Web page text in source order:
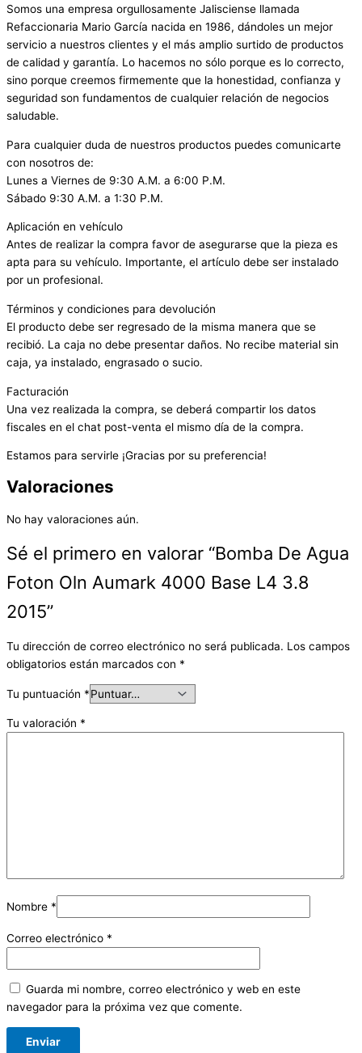
Somos una empresa orgullosamente Jalisciense llamada
Refaccionaria Mario García nacida en 1986, dándoles un mejor
servicio a nuestros clientes y el más amplio surtido de productos
de calidad y garantía. Lo hacemos no sólo porque es lo correcto,
sino porque creemos firmemente que la honestidad, confianza y
seguridad son fundamentos de cualquier relación de negocios
saludable.
Para cualquier duda de nuestros productos puedes comunicarte
con nosotros de:
Lunes a Viernes de 9:30 A.M. a 6:00 P.M.
Sábado 9:30 A.M. a 1:30 P.M.
Aplicación en vehículo
Antes de realizar la compra favor de asegurarse que la pieza es
apta para su vehículo. Importante, el artículo debe ser instalado
por un profesional.
Términos y condiciones para devolución
El producto debe ser regresado de la misma manera que se
recibió. La caja no debe presentar daños. No recibe material sin
caja, ya instalado, engrasado o sucio.
Facturación
Una vez realizada la compra, se deberá compartir los datos
fiscales en el chat post-venta el mismo día de la compra.
Estamos para servirle ¡Gracias por su preferencia!
Valoraciones
No hay valoraciones aún.
Sé el primero en valorar “Bomba De Agua
Foton Oln Aumark 4000 Base L4 3.8
2015”
Tu dirección de correo electrónico no será publicada. Los campos
obligatorios están marcados con *
Tu puntuación *
Tu valoración *
Nombre *
Correo electrónico *
Guarda mi nombre, correo electrónico y web en este
navegador para la próxima vez que comente.